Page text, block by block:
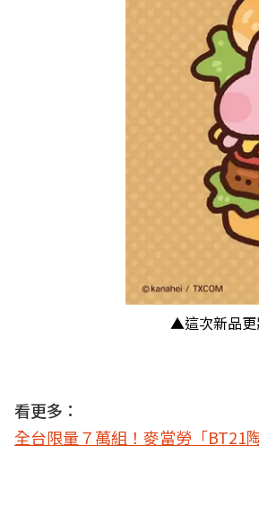
▲這次新品更
看更多：
全台限量７萬組！麥當勞「BT21